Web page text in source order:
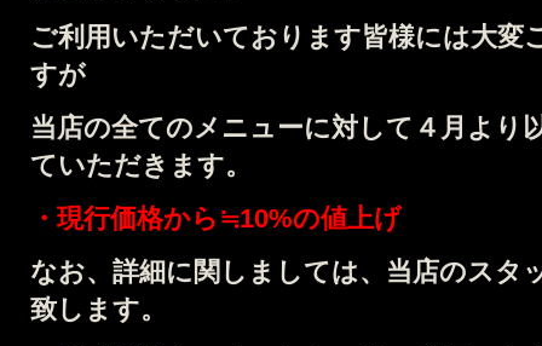
ご利用いただいております皆様には大変
すが
当店の全てのメニューに対して４月より
ていただきます。
・現行価格から≒10%の値上げ
なお、詳細に関しましては、当店のスタ
致します。